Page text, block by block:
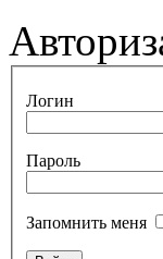
Логин
Пароль
Запомнить меня